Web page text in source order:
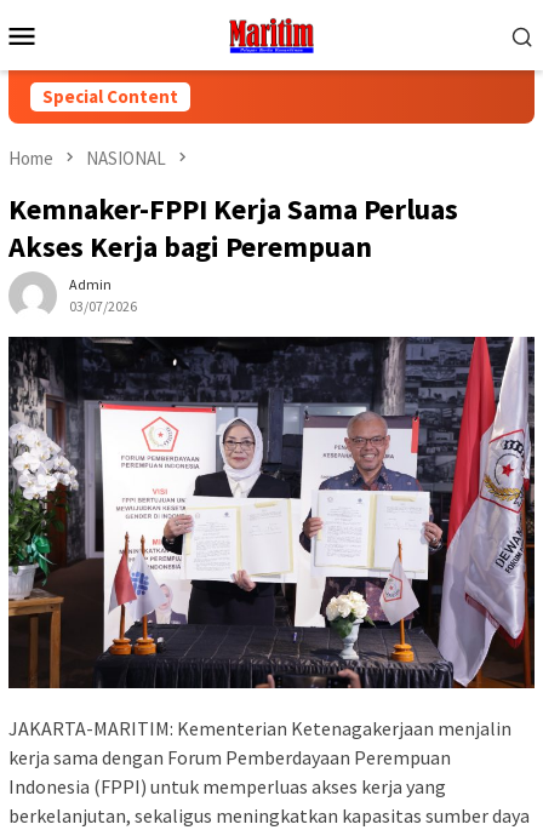
to
Menu
Special Content
Home NASIONAL
Kemnaker-FPPI Kerja Sama Perluas
Akses Kerja bagi Perempuan
Admin
03/07/2026
JAKARTA-MARITIM: Kementerian Ketenagakerjaan menjalin
kerja sama dengan Forum Pemberdayaan Perempuan
Indonesia (FPPI) untuk memperluas akses kerja yang
berkelanjutan, sekaligus meningkatkan kapasitas sumber daya